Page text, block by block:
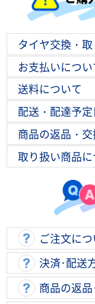
タイヤ交換・
お支払いについ
送料について
配送・配達予
商品の返品・
取り扱い商品
ご注文に
決済･配送
商品の返